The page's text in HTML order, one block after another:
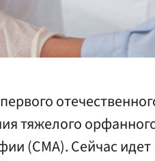
тяжелого
(СМА). Сейчас идет